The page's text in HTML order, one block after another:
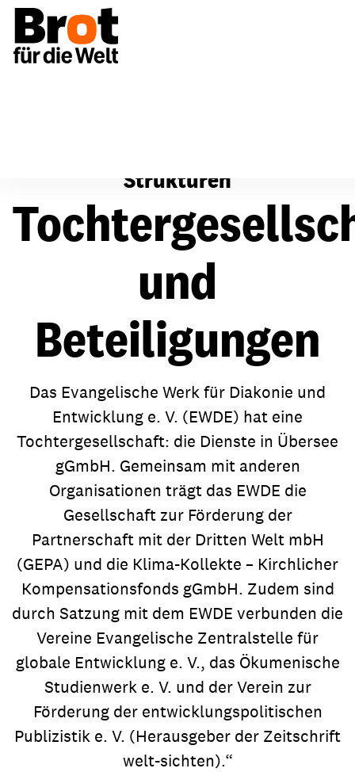
Strukturen
und
Beteiligungen
Das Evangelische Werk für Diakonie und
Entwicklung e. V. (EWDE) hat eine
Tochtergesellschaft: die Dienste in Übersee
gGmbH. Gemeinsam mit anderen
Organisationen trägt das EWDE die
Gesellschaft zur Förderung der
Partnerschaft mit der Dritten Welt mbH
(GEPA) und die Klima-Kollekte – Kirchlicher
Kompensationsfonds gGmbH. Zudem sind
durch Satzung mit dem EWDE verbunden die
Vereine Evangelische Zentralstelle für
globale Entwicklung e. V., das Ökumenische
Studienwerk e. V. und der Verein zur
Förderung der entwicklungspolitischen
Publizistik e. V. (Herausgeber der Zeitschrift
welt-sichten).“